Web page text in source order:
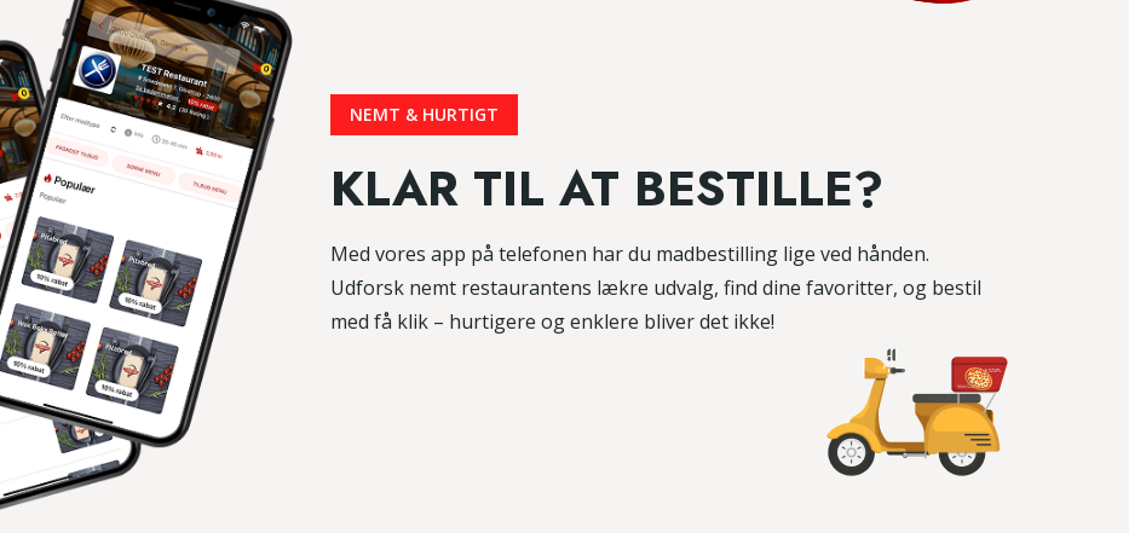
NEMT & HURTIGT
KLAR TIL AT BESTILLE?
Med vores app på telefonen har du madbestilling lige ved hånden.
Udforsk nemt restaurantens lækre udvalg, find dine favoritter, og bestil
med få klik – hurtigere og enklere bliver det ikke!